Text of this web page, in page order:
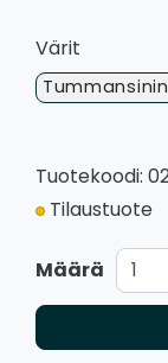
Värit
Tuotekoodi:
Tilaustuote
Määrä